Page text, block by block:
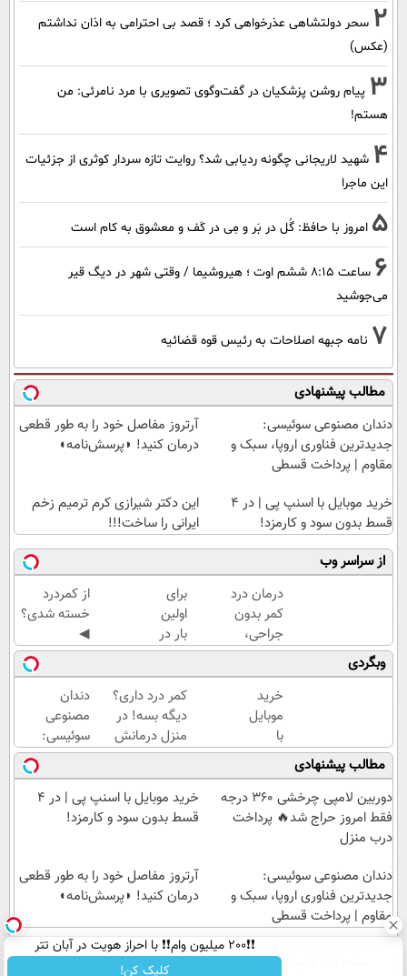
2 سحر دولتشاهی عذرخواهی کرد ؛ قصد بی احترامی به اذان نداشتم
(عکس)
3 پیام روشن پزشکیان در گفت‌و‌گوی تصویری با مرد نامرئی: من
هستم!
4 شهید لاریجانی چگونه ردیابی شد؟ روایت تازه سردار کوثری از جزئیات
این ماجرا
5 امروز با حافظ: گُل در بَر و مِی در کَف و معشوق به کام است
6
ساعت ۸:۱۵ ششم اوت ؛ هیروشیما / وقتی شهر در دیگ قیر
می‌جوشید
7 نامه جبهه اصلاحات به رئیس قوه قضائیه
مطالب پیشنهادی
دندان مصنوعی سوئیسی:
جدیدترین فناوری اروپا، سبک و
مقاوم | پرداخت قسطی
آرتروز مفاصل خود را به طور قطعی
درمان کنید! ◗پرسش‌نامه◖
خرید موبایل با اسنپ پی | در ۴
قسط بدون سود و کارمزد!
این دکتر شیرازی کرم ترمیم زخم
ایرانی را ساخت!!!
از سراسر وب
درمان درد
کمر بدون
جراحی،
تزریق ◀
پرسش‌نامه
رو پر کن
▶
برای
اولین
بار در
ایران
🇮🇷
این
دکتر
کرم
ترمیم
کننده
23
روزه
از کمردرد
خسته شدی؟
◀
پرسش‌نامه
رو پر کن، راه
درمان
همین‌جاست.
وبگردی
خرید
موبایل
با
اسنپ
پی | در
۴
قسط
کارمزد!
کمر درد داری؟
دیگه بسه! در
منزل درمانش
کن
(◀پرسش‌نامه)
دندان
مصنوعی
سوئیسی:
جدیدترین
فناوری
اروپا،
سبک و
قسطی
مطالب پیشنهادی
دوربین لامپی چرخشی 360 درجه
فقط امروز حراج شد🔥 پرداخت
درب منزل
خرید موبایل با اسنپ پی | در ۴
قسط بدون سود و کارمزد!
دندان مصنوعی سوئیسی:
جدیدترین فناوری اروپا، سبک و
مقاوم | پرداخت قسطی
آرتروز مفاصل خود را به طور قطعی
درمان کنید! ◗پرسش‌نامه◖
❗❗200 میلیون وام❗❗ با احراز هویت در آبان تتر
کلیک کن!
عصر ایران۲ درباره عصرایران تماس با ما